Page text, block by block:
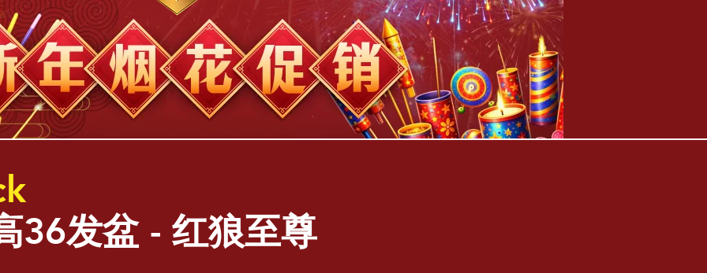
36发盆 - 红狼至尊